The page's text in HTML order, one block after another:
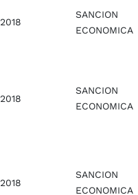
2018
SANCION
ECONOMICA
2018
SANCION
ECONOMICA
2018
SANCION
ECONOMICA